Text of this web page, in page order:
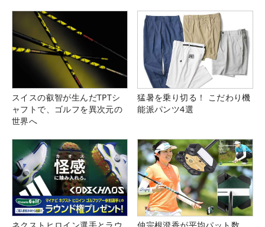
スイスの叡智が生んだTPTシ
ャフトで、ゴルフを異次元の
世界へ
猛暑を乗り切る！ こだわり機
能派パンツ4選